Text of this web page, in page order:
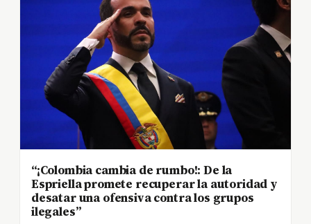
“¡Colombia cambia de rumbo!: De la
Espriella promete recuperar la autoridad y
desatar una ofensiva contra los grupos
ilegales”